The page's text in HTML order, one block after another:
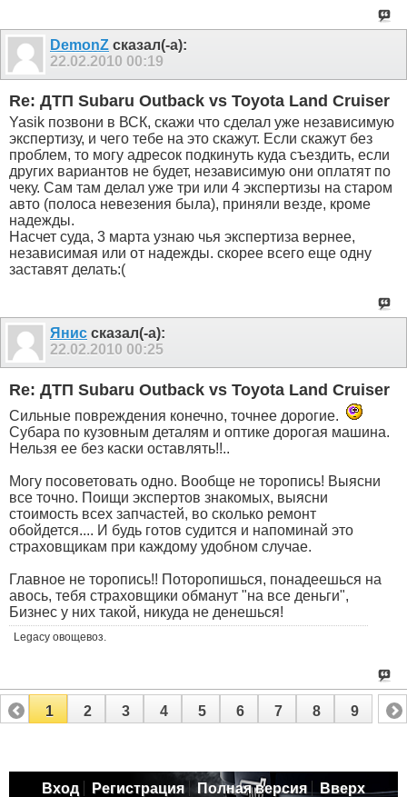
DemonZ сказал(-а):
22.02.2010 00:19
Re: ДТП Subaru Outback vs Toyota Land Cruiser
Yasik позвони в ВСК, скажи что сделал уже независимую
экспертизу, и чего тебе на это скажут. Если скажут без
проблем, то могу адресок подкинуть куда съездить, если
других вариантов не будет, независимую они оплатят по
чеку. Сам там делал уже три или 4 экспертизы на старом
авто (полоса невезения была), приняли везде, кроме
надежды.
Насчет суда, 3 марта узнаю чья экспертиза вернее,
независимая или от надежды. скорее всего еще одну
заставят делать:(
Янис сказал(-а):
22.02.2010 00:25
Re: ДТП Subaru Outback vs Toyota Land Cruiser
Сильные повреждения конечно, точнее дорогие.
Субара по кузовным деталям и оптике дорогая машина.
Нельзя ее без каски оставлять!!..
Могу посоветовать одно. Вообще не торопись! Выясни
все точно. Поищи экспертов знакомых, выясни
стоимость всех запчастей, во сколько ремонт
обойдется.... И будь готов судится и напоминай это
страховщикам при каждому удобном случае.
Главное не торопись!! Поторопишься, понадеешься на
авось, тебя страховщики обманут "на все деньги",
Бизнес у них такой, никуда не денешься!
Legacy овощевоз.
1 2 3 4 5 6 7 8 9
Вход Регистрация Полная версия Вверх